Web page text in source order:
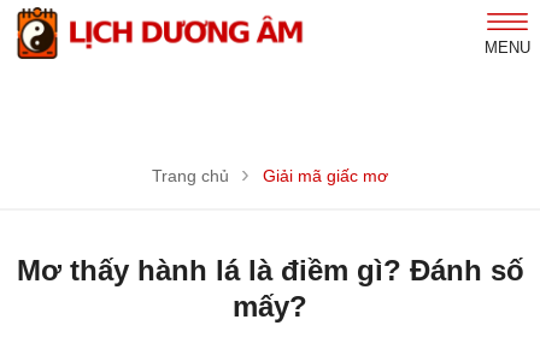
MENU
Trang chủ Giải mã giấc mơ
Mơ thấy hành lá là điềm gì? Đánh số
mấy?